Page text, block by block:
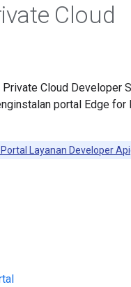
Cloud
Cloud Developer
portal Edge
Layanan Developer